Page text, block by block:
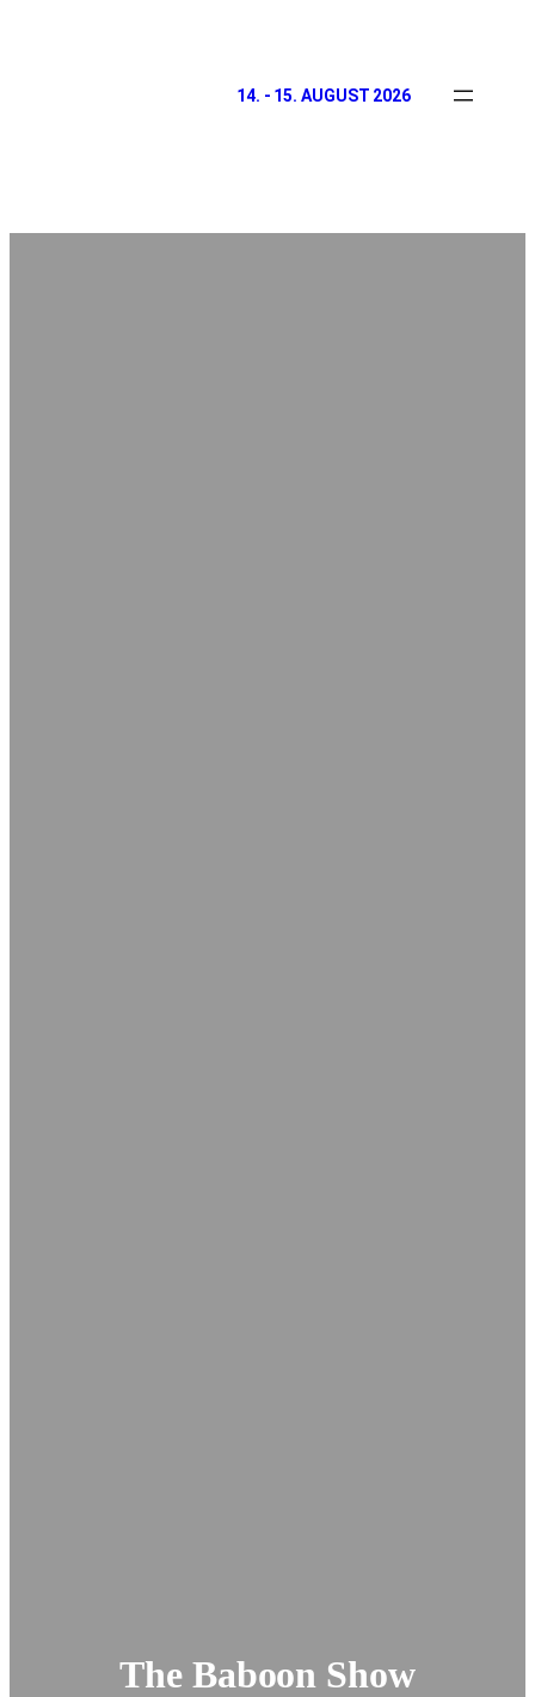
14. - 15. AUGUST 2026
The Baboon Show